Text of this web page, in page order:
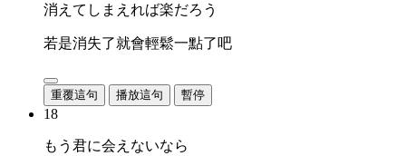
消えてしまえれば楽だろう
若是消失了就會輕鬆一點了吧
重覆這句 播放這句 暫停
18
もう君に会えないなら